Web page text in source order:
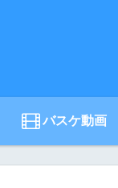
バスケ動画